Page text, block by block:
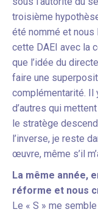
troisième
été nommé et nous
cette DAEI avec la
que l’idée du
faire une
complémentarité. Il
d’autres qui
le stratège
l’inverse, je reste
œuvre, même s’il
La même année,
réforme et nous
Le « S » me